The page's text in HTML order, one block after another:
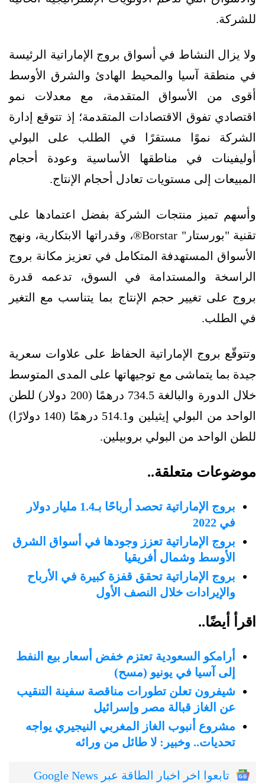
للشركة.
ولا يزال النشاط في أسواق بروج الإماراتية الرئيسة
في منطقة آسيا والمحيط الهادئ والشرق الأوسط
أقوى من الأسواق المتقدمة، مع معدلات نمو
اقتصادي تفوق الاقتصادات المتقدمة؛ إذ تتوقع إدارة
الشركة نموًا مستقرًا في الطلب على البولي
أوليفينات في مناطقها الأساسية وعودة أحجام
المبيعات إلى مستويات تعادل أحجام الإنتاج.
وأسهم تميز منتجات الشركة بفضل اعتمادها على
تقنية "بورستار" Borstar®، وقدراتها الابتكارية، ونهج
الأسواق المستهدفة المتكامل في تعزيز مكانة بروج
الراسخة والمستدامة في السوق، تدعمه قدرة
بروج على تغيير حجم الإنتاج بما يتناسب مع التغير
في الطلب.
وتتوقّع بروج الإماراتية الحفاظ على علاوات سعرية
جيدة بما يتماشى مع توجيهاتها على المدى المتوسط
خلال الدورة والبالغة 734.5 درهمًا (200 دولار) للطن
الواحد من البولي إيثيلين و514.1 درهمًا (140 دولارًا)
للطن الواحد من البولي بروبيلين.
موضوعات متعلقة..
بروج الإماراتية تحصد أرباحًا بـ1.4 مليار دولار
في 2022
بروج الإماراتية تعزز وجودها في أسواق الشرق
الأوسط وشمال أفريقيا
بروج الإماراتية تحقق قفزة كبيرة في الأرباح
والإيرادات خلال النصف الأول
اقرأ أيضًا..
أرامكو السعودية تعتزم خفض أسعار بيع النفط
إلى آسيا في يونيو (مسح)
شيفرون تعلن تطورات مناقصة سفينة التنقيب
عن الغاز قبالة مصر وإسرائيل
مشروع أنبوب الغاز المغربي النيجيري يواجه
تحديات.. وخبير: لا طائل من ورائه
تابعوا اخر اخبار الطاقة عبر Google News